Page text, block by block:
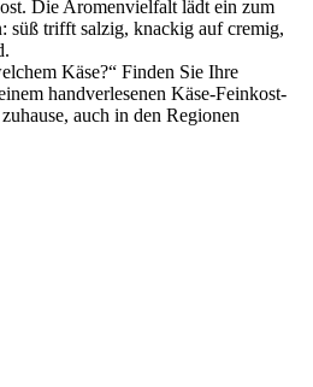
Die Aromenvielfalt lädt ein zum
süß trifft salzig, knackig auf cremig,
Käse?“ Finden Sie Ihre
handverlesenen Käse-Feinkost-
auch in den Regionen